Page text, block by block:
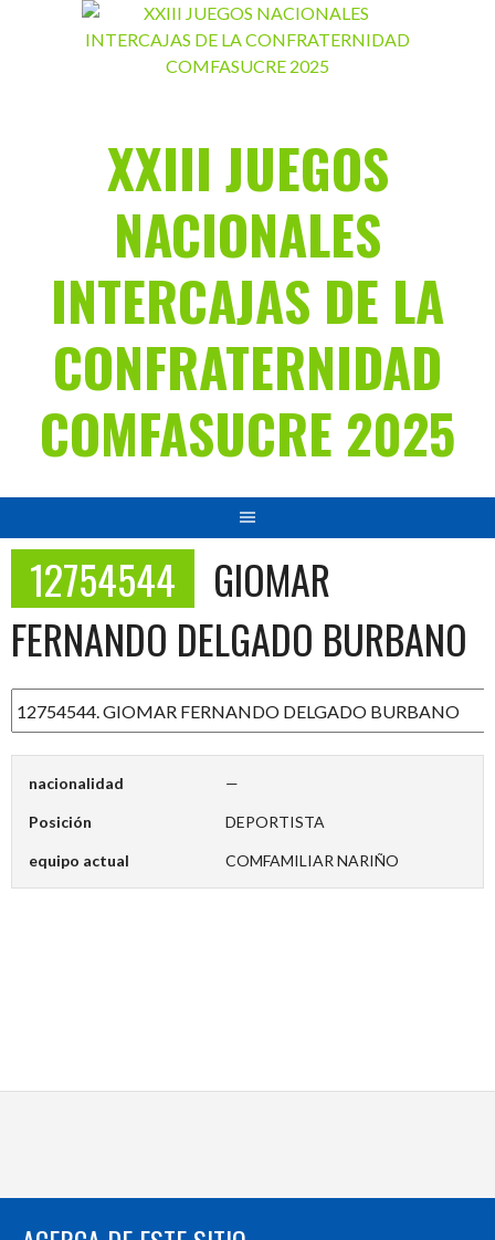
XXIII JUEGOS
NACIONALES
INTERCAJAS DE LA
CONFRATERNIDAD
COMFASUCRE 2025
12754544
GIOMAR
FERNANDO DELGADO BURBANO
nacionalidad —
Posición DEPORTISTA
equipo actual COMFAMILIAR NARIÑO